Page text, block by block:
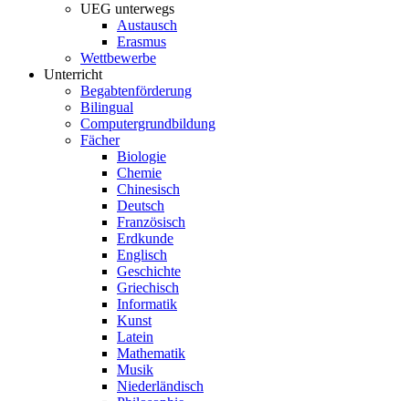
UEG unterwegs
Austausch
Erasmus
Wettbewerbe
Unterricht
Begabtenförderung
Bilingual
Computergrundbildung
Fächer
Biologie
Chemie
Chinesisch
Deutsch
Französisch
Erdkunde
Englisch
Geschichte
Griechisch
Informatik
Kunst
Latein
Mathematik
Musik
Niederländisch